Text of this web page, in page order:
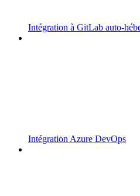
Intégration à GitLab auto-
Intégration Azure DevOps